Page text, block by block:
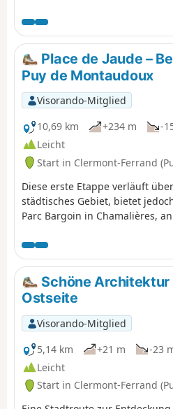
Place de Jaude –
Puy de Montaudoux
Visorando-Mitglied
10,69 km
+234 m -
Leicht
Start in Clermont-Ferrand
Diese erste Etappe verläuft
städtisches Gebiet, bietet
Parc Bargoin in Chamalières,
den kleinen Parks entlang der
Schöne
Ostseite
Visorando-Mitglied
5,14 km
+21 m -23
Leicht
Start in Clermont-Ferrand